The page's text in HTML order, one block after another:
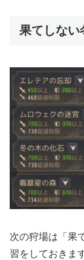
果てしない
次の狩場は「果
習をしておきま